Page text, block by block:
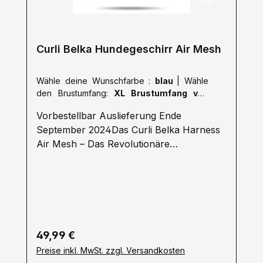
Curli Belka Hundegeschirr Air Mesh
Wähle deine Wunschfarbe : blau
den Brustumfang: XL Brustumfang von
Vorbestellbar Auslieferung Ende
September 2024Das Curli Belka Harness
Air Mesh – Das Revolutionäre
Mit dem neuen Curli Belka Harness Air
Mesh bringt Curli ein Brustgeschirr auf
den Markt, das modernste Technologie
Regulärer Preis:
49,99 €
Preise inkl. MwSt. zzgl. Versandkosten